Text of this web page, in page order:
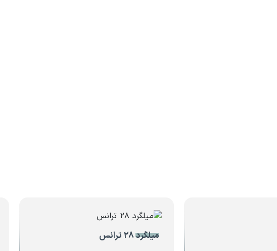
میلگرد ۲۸ ترانس